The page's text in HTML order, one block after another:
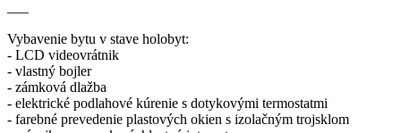
Vybavenie bytu v stave holobyt:
- LCD videovrátnik
- vlastný bojler
- zámková dlažba
- elektrické podlahové kúrenie s dotykovými termostatmi
- farebné prevedenie plastových okien s izolačným trojsklom